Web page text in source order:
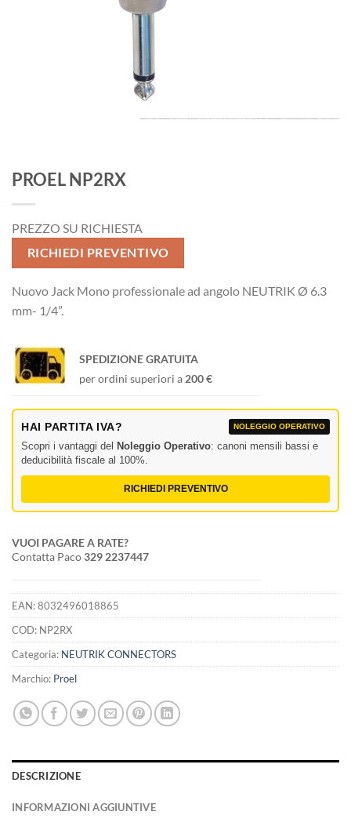
PROEL NP2RX
PREZZO SU RICHIESTA
RICHIEDI PREVENTIVO
Nuovo Jack Mono professionale ad angolo NEUTRIK Ø 6.3
mm- 1/4”.
SPEDIZIONE GRATUITA
per ordini superiori a 200 €
HAI PARTITA IVA? NOLEGGIO OPERATIVO
Scopri i vantaggi del Noleggio Operativo: canoni mensili bassi e
deducibilità fiscale al 100%.
RICHIEDI PREVENTIVO
VUOI PAGARE A RATE?
Contatta Paco329 2237447
EAN:8032496018865
COD: NP2RX
Categoria: NEUTRIK CONNECTORS
Marchio: Proel
DESCRIZIONE
INFORMAZIONI AGGIUNTIVE